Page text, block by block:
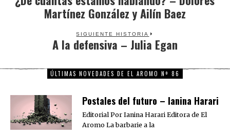
post:
Martínez González y Ailín Baez
SIGUIENTE HISTORIA
Next
A la defensiva – Julia Egan
ÚLTIMAS NOVEDADES DE EL AROMO Nº 86
Postales del futuro – Ianina Harari
Editorial Por Ianina Harari Editora de El
Aromo La barbarie a la